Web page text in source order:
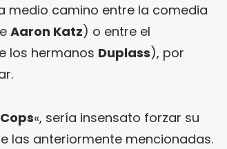
medio camino entre la comedia
Aaron Katz) o entre el
los hermanos Duplass), por
«, sería insensato forzar su
las anteriormente mencionadas.